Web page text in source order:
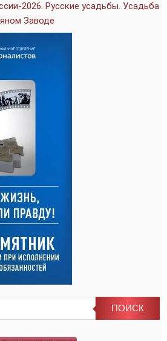
2026. Русские усадьбы. Усадьба
Заводе